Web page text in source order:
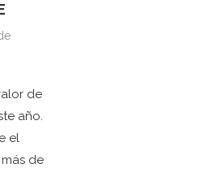
de
año.
el
de